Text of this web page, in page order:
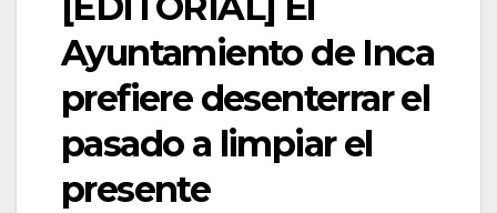
Ayuntamiento de Inca
prefiere desenterrar el
pasado a limpiar el
presente